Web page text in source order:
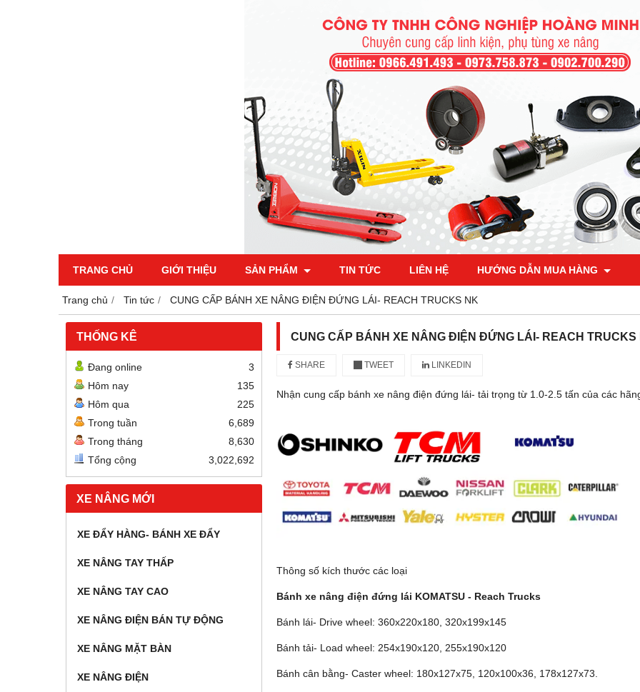
TRANG CHỦ GIỚI THIỆU SẢN PHẨM TIN TỨC LIÊN HỆ HƯỚNG DẪN MUA HÀNG
Trang chủ Tin tức CUNG CẤP BÁNH XE NÂNG ĐIỆN ĐỨNG LÁI- REACH TRUCKS NK
THỐNG KÊ
Đang online
3
Hôm nay
135
Hôm qua
225
Trong tuần
6,689
Trong tháng
8,630
Tổng cộng
3,022,692
XE NÂNG MỚI
XE ĐẨY HÀNG- BÁNH XE ĐẨY
XE NÂNG TAY THẤP
XE NÂNG TAY CAO
XE NÂNG ĐIỆN BÁN TỰ ĐỘNG
XE NÂNG MẶT BÀN
XE NÂNG ĐIỆN
CUNG CẤP BÁNH XE NÂNG ĐIỆN ĐỨNG LÁI- REACH TRUCKS
SHARE TWEET LINKEDIN
Nhận cung cấp bánh xe nâng điện đứng lái- tải trọng từ 1.0-2.5 tấn của các
Thông số kích thước các loại
Bánh xe nâng điện đứng lái KOMATSU - Reach Trucks
Bánh lái- Drive wheel: 360x220x180, 320x199x145
Bánh tải- Load wheel: 254x190x120, 255x190x120
Bánh cân bằng- Caster wheel: 180x127x75, 120x100x36, 178x127x73.